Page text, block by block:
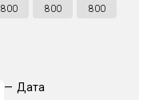
800 800 800
— Дата